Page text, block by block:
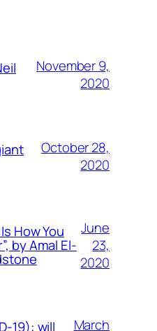
November 9,
2020
October 28,
2020
How You
by Amal El-
June
23,
2020
19): will March